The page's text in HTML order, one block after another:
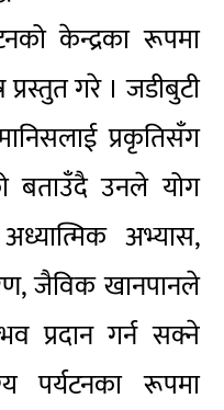
केन्द्रका रूपमा
गरे । जडीबुटी
प्रकृतिसँग
बताउँदै उनले योग
अभ्यास,
जैविक खानपानले
प्रदान गर्न सक्ने
पर्यटनका रूपमा